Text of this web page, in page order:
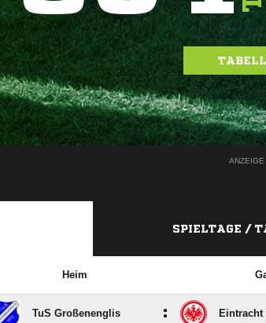
ANZEIGE
SPIELTAGE /
Heim
TuS Großenenglis : Eintracht